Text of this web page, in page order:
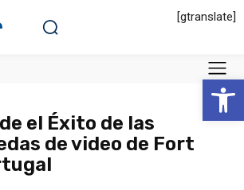
Abrir
[gtranslate]
el Éxito de las
de video de Fort